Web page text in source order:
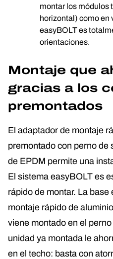
montar los módulos
horizontal) como en
easyBOLT es
orientaciones.
Montaje que
gracias a los
premontados
El adaptador de montaje
premontado con perno de
de EPDM permite una
El sistema easyBOLT es
rápido de montar. La base
montaje rápido de
viene montado en el
unidad ya montada le
en el techo: basta con